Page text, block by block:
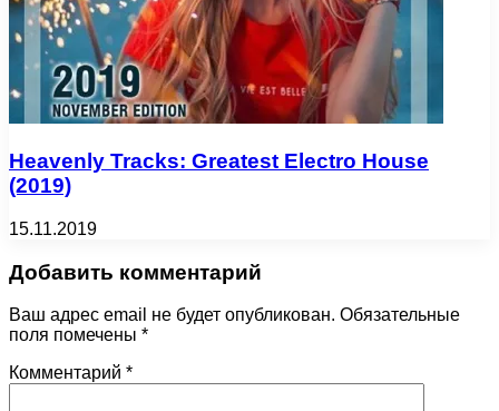
Heavenly Tracks: Greatest Electro House
(2019)
15.11.2019
Добавить комментарий
Ваш адрес email не будет опубликован. Обязательные
поля помечены *
Комментарий *